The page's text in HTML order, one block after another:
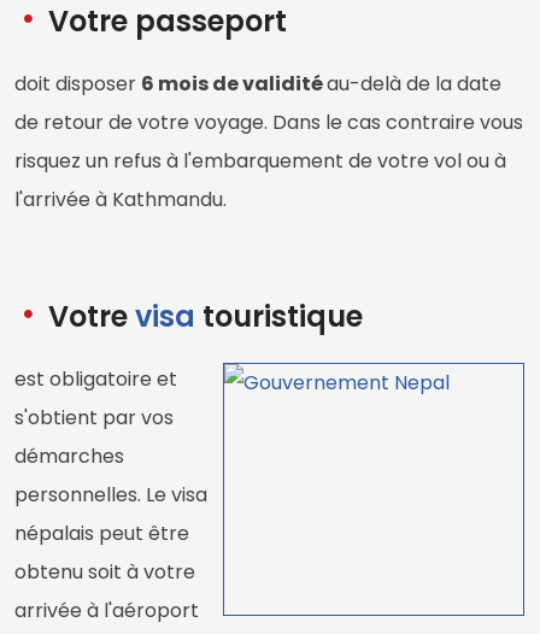
Votre passeport
doit disposer 6 mois de validitéau-delà de la date
de retour de votre voyage. Dans le cas contraire vous
risquez un refus à l'embarquement de votre vol ou à
l'arrivée à Kathmandu.
Votrevisa touristique
est obligatoire et
s'obtient par vos
démarches
personnelles. Le visa
népalais peut être
obtenu soit à votre
arrivée à l'aéroport